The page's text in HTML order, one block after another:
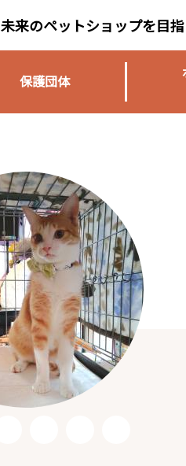
未来のペットショップを目
保護団体